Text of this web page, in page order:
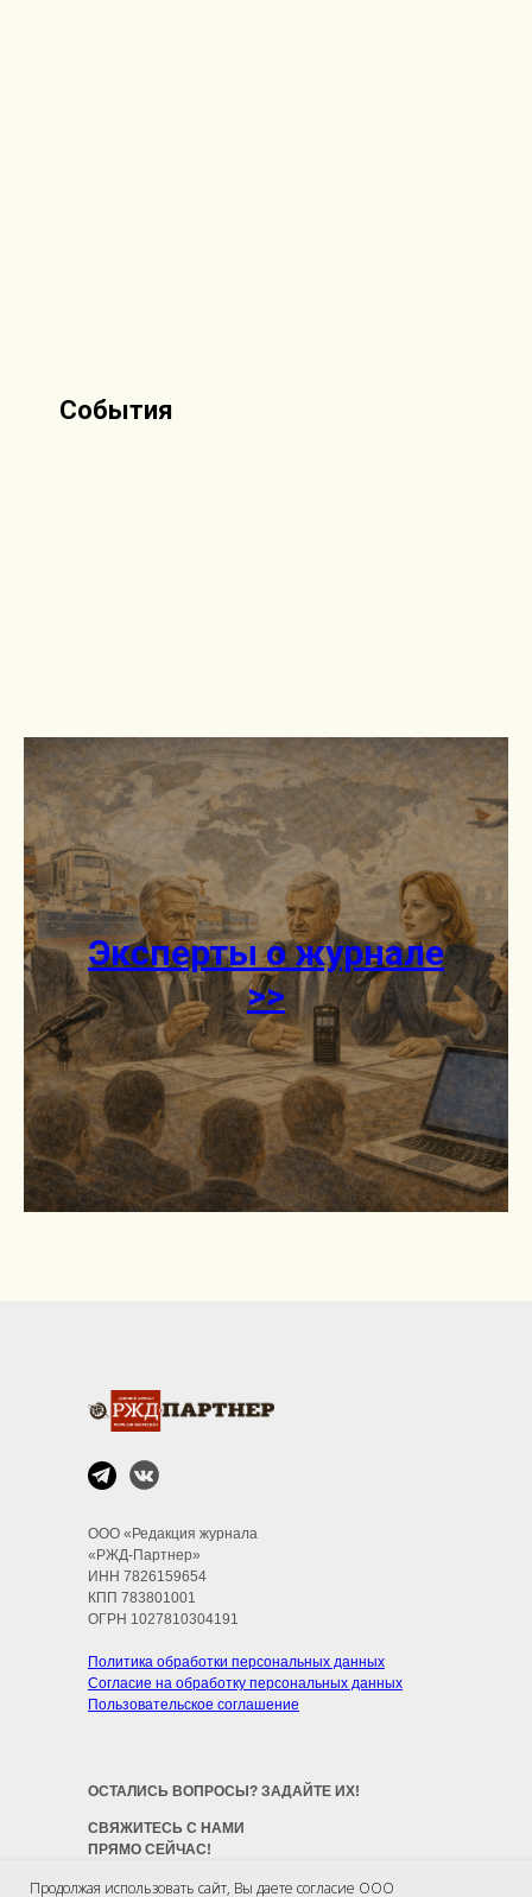
События
Эксперты о журнале
>>
ОСТАЛИСЬ ВОПРОСЫ? ЗАДАЙТЕ ИХ!
СВЯЖИТЕСЬ С НАМИ
ПРЯМО СЕЙЧАС!
ООО «Редакция журнала
«РЖД-Партнер»
ИНН 7826159654
КПП 783801001
ОГРН 1027810304191
Политика обработки персональных данных
Согласие на обработку персональных данных
Пользовательское соглашение
Продолжая использовать сайт, Вы даете согласие ООО